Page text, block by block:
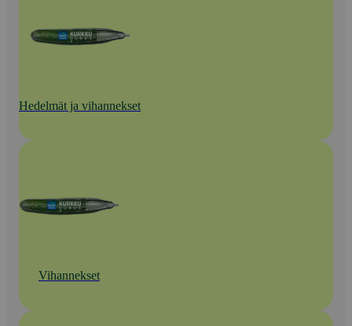
Hedelmät ja vihannekset
Vihannekset